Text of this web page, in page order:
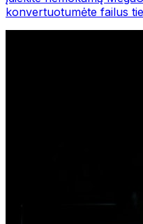
konvertuotumėte failus